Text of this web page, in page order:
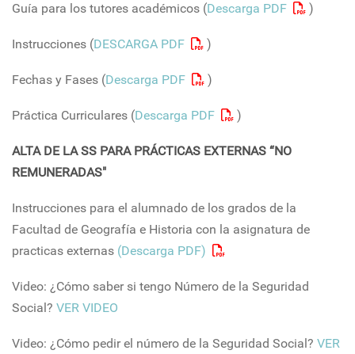
Guía para los tutores académicos (Descarga PDF )
Instrucciones (DESCARGA PDF )
Fechas y Fases (Descarga PDF )
Práctica Curriculares (Descarga PDF )
ALTA DE LA SS PARA PRÁCTICAS EXTERNAS “NO
REMUNERADAS"
Instrucciones para el alumnado de los grados de la
Facultad de Geografía e Historia con la asignatura de
practicas externas (Descarga PDF)
Video: ¿Cómo saber si tengo Número de la Seguridad
Social? VER VIDEO
Video: ¿Cómo pedir el número de la Seguridad Social? VER